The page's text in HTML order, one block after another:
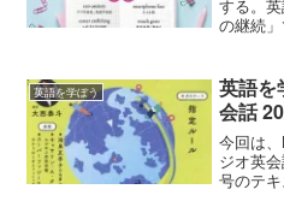
する。
の継続
素材と
夫満載
英語を学ぼう
英語を
会話
今回は
ジオ英
号のテ